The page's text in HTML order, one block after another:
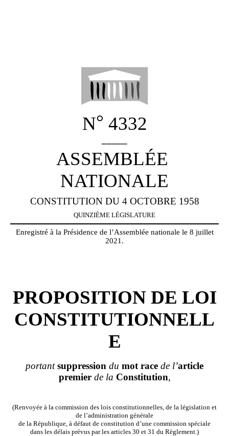
N° 4332
ASSEMBLÉE
NATIONALE
CONSTITUTION DU 4 OCTOBRE 1958
QUINZIÈME LÉGISLATURE
Enregistré à la Présidence de l’Assemblée nationale le 8 juillet
2021.
PROPOSITION DE LOI
CONSTITUTIONNELL
E
portantsuppression du mot race de l’article
premierde la Constitution,
(Renvoyée à la commission des lois constitutionnelles , de la législation et
de l’administration générale
de la République , à défaut de constitution d’une commission spéciale
dans les délais prévus par les articles 30 et 31 du Règlement.)